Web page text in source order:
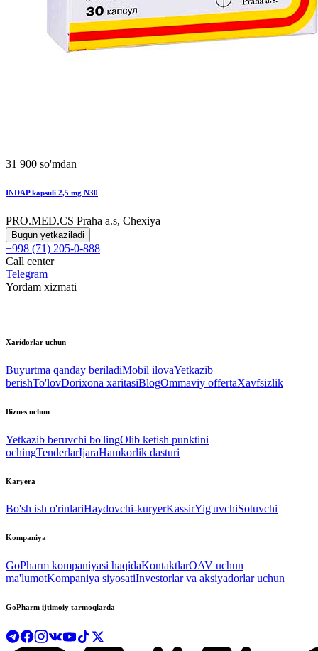
31 900 so'mdan
INDAP kapsuli 2,5 mg N30
PRO.MED.CS Praha a.s, Chexiya
Bugun yetkaziladi
+998 (71) 205-0-888
Call center
Telegram
Yordam xizmati
Xaridorlar uchun
Buyurtma qanday beriladiMobil ilovaYetkazib
berishTo'lovDorixona xaritasiBlogOmmaviy offertaXavfsizlik
Biznes uchun
Yetkazib beruvchi bo'lingOlib ketish punktini
ochingTenderlarIjaraHamkorlik dasturi
Karyera
Bo'sh ish o'rinlariHaydovchi-kuryerKassirYig'uvchiSotuvchi
Kompaniya
GoPharm kompaniyasi haqidaKontaktlarOAV uchun
ma'lumotKompaniya siyosatiInvestorlar va aksiyadorlar uchun
GoPharm ijtimoiy tarmoqlarda